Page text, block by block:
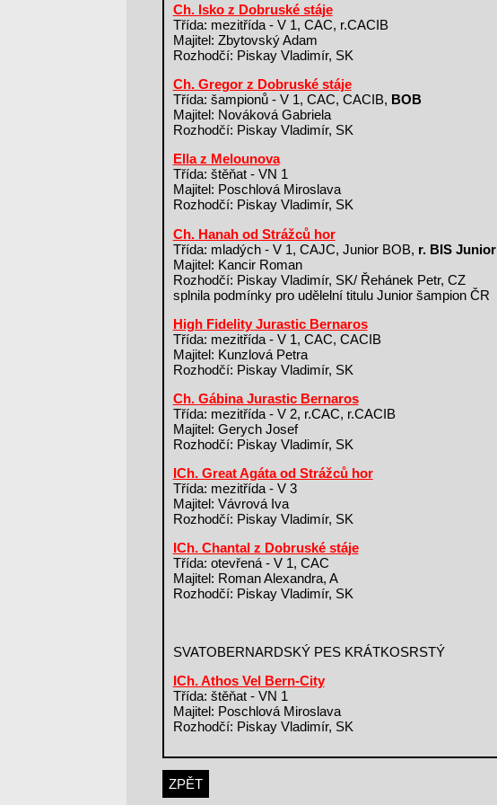
Ch. Isko z Dobruské stáje
Třída: mezitřída - V 1, CAC, r.CACIB
Majitel: Zbytovský Adam
Rozhodčí: Piskay Vladimír, SK
Ch. Gregor z Dobruské stáje
Třída: šampionů - V 1, CAC, CACIB, BOB
Majitel: Nováková Gabriela
Rozhodčí: Piskay Vladimír, SK
Ella z Melounova
Třída: štěňat - VN 1
Majitel: Poschlová Miroslava
Rozhodčí: Piskay Vladimír, SK
Ch. Hanah od Strážců hor
Třída: mladých - V 1, CAJC, Junior BOB, r. BIS Junior
Majitel: Kancir Roman
Rozhodčí: Piskay Vladimír, SK/ Řehánek Petr, CZ
splnila podmínky pro udělelní titulu Junior šampion ČR
High Fidelity Jurastic Bernaros
Třída: mezitřída - V 1, CAC, CACIB
Majitel: Kunzlová Petra
Rozhodčí: Piskay Vladimír, SK
Ch. Gábina Jurastic Bernaros
Třída: mezitřída - V 2, r.CAC, r.CACIB
Majitel: Gerych Josef
Rozhodčí: Piskay Vladimír, SK
ICh. Great Agáta od Strážců hor
Třída: mezitřída - V 3
Majitel: Vávrová Iva
Rozhodčí: Piskay Vladimír, SK
ICh. Chantal z Dobruské stáje
Třída: otevřená - V 1, CAC
Majitel: Roman Alexandra, A
Rozhodčí: Piskay Vladimír, SK
SVATOBERNARDSKÝ PES KRÁTKOSRSTÝ
ICh. Athos Vel Bern-City
Třída: štěňat - VN 1
Majitel: Poschlová Miroslava
Rozhodčí: Piskay Vladimír, SK
ZPĚT